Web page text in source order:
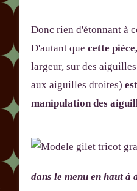
Donc rien d'étonnant à
D'autant que cette
largeur, sur des
aux aiguilles droites)
manipulation des
dans le menu en haut à